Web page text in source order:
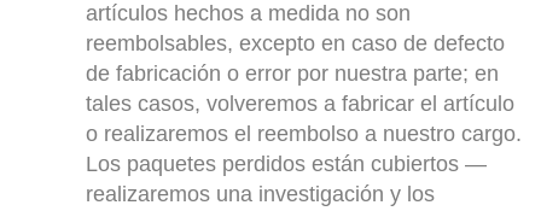
artículos hechos a medida no son
reembolsables, excepto en caso de defecto
de fabricación o error por nuestra parte; en
tales casos, volveremos a fabricar el artículo
o realizaremos el reembolso a nuestro cargo.
Los paquetes perdidos están cubiertos —
realizaremos una investigación y los